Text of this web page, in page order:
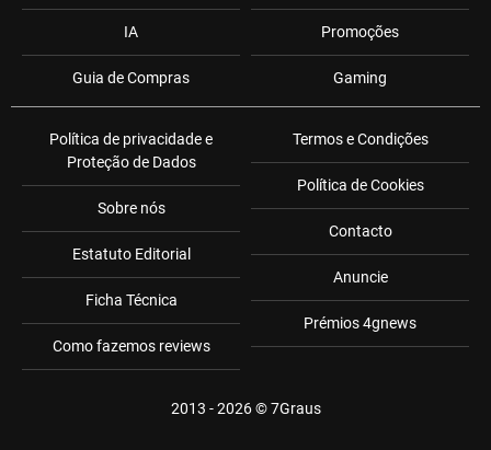
IA
Guia de Compras
Promoções
Gaming
Política de privacidade e
Proteção de Dados
Sobre nós
Estatuto Editorial
Ficha Técnica
Como fazemos reviews
Termos e Condições
Política de Cookies
Contacto
Anuncie
Prémios 4gnews
2013 - 2026 ©7Graus